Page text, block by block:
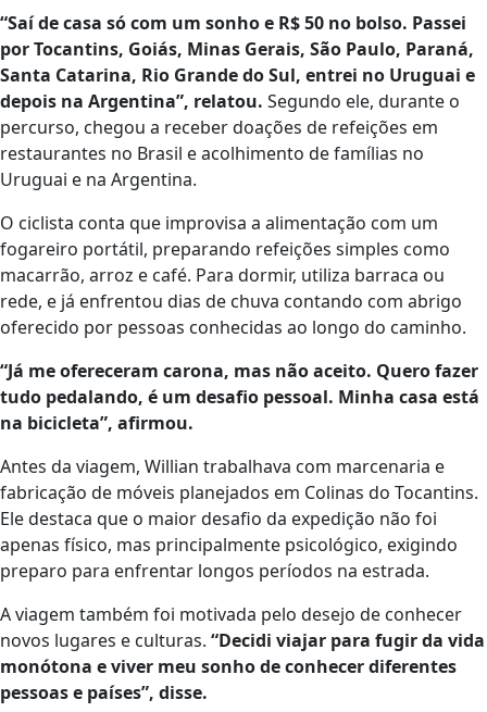
“Saí de casa só com um sonho e R$ 50 no bolso. Passei
por Tocantins, Goiás, Minas Gerais, São Paulo, Paraná,
Santa Catarina, Rio Grande do Sul, entrei no Uruguai e
depois na Argentina”, relatou. Segundo ele, durante o
percurso, chegou a receber doações de refeições em
restaurantes no Brasil e acolhimento de famílias no
Uruguai e na Argentina.
O ciclista conta que improvisa a alimentação com um
fogareiro portátil, preparando refeições simples como
macarrão, arroz e café. Para dormir, utiliza barraca ou
rede, e já enfrentou dias de chuva contando com abrigo
oferecido por pessoas conhecidas ao longo do caminho.
“Já me ofereceram carona, mas não aceito. Quero fazer
tudo pedalando, é um desafio pessoal. Minha casa está
na bicicleta”, afirmou.
Antes da viagem, Willian trabalhava com marcenaria e
fabricação de móveis planejados em Colinas do Tocantins.
Ele destaca que o maior desafio da expedição não foi
apenas físico, mas principalmente psicológico, exigindo
preparo para enfrentar longos períodos na estrada.
A viagem também foi motivada pelo desejo de conhecer
novos lugares e culturas. “Decidi viajar para fugir da vida
monótona e viver meu sonho de conhecer diferentes
pessoas e países”, disse.